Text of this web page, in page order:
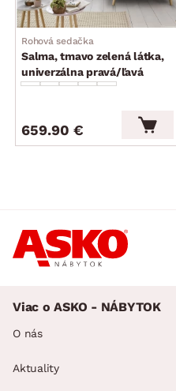
Rohová sedačka
Salma, tmavo zelená látka,
univerzálna pravá/ľavá
659.90 €
Viac o ASKO - NÁBYTOK
O nás
Aktuality